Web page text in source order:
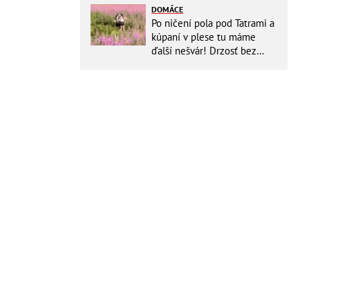
DOMÁCE
Po ničení pola pod Tatrami a
kúpaní v plese tu máme
ďalší nešvár! Drzosť bez